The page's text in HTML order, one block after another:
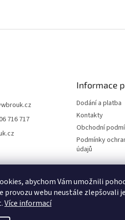
abychom Vám umožnili
provozu webu neustále zlepšovali
Více informací
716 717
Informace
Dodání a platba
Kontakty
Obchodní
Podmínky
údajů